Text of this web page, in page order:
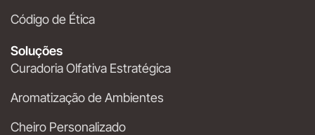
Código de Ética
Soluções
Curadoria Olfativa Estratégica
Aromatização de Ambientes
Cheiro Personalizado